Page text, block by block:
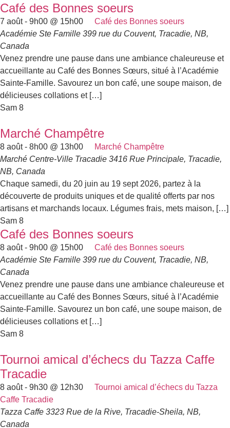
Café des Bonnes soeurs
7 août - 9h00 @ 15h00
Café des Bonnes soeurs
Académie Ste Famille 399 rue du Couvent, Tracadie, NB,
Canada
Venez prendre une pause dans une ambiance chaleureuse et
accueillante au Café des Bonnes Sœurs, situé à l’Académie
Sainte-Famille. Savourez un bon café, une soupe maison, de
délicieuses collations et […]
Sam 8
Marché Champêtre
8 août - 8h00 @ 13h00
Marché Champêtre
Marché Centre-Ville Tracadie 3416 Rue Principale, Tracadie,
NB, Canada
Chaque samedi, du 20 juin au 19 sept 2026, partez à la
découverte de produits uniques et de qualité offerts par nos
artisans et marchands locaux. Légumes frais, mets maison, […]
Sam 8
Café des Bonnes soeurs
8 août - 9h00 @ 15h00
Café des Bonnes soeurs
Académie Ste Famille 399 rue du Couvent, Tracadie, NB,
Canada
Venez prendre une pause dans une ambiance chaleureuse et
accueillante au Café des Bonnes Sœurs, situé à l’Académie
Sainte-Famille. Savourez un bon café, une soupe maison, de
délicieuses collations et […]
Sam 8
Tournoi amical d’échecs du Tazza Caffe
Tracadie
8 août - 9h30 @ 12h30
Tournoi amical d’échecs du Tazza
Caffe Tracadie
Tazza Caffe 3323 Rue de la Rive, Tracadie-Sheila, NB,
Canada